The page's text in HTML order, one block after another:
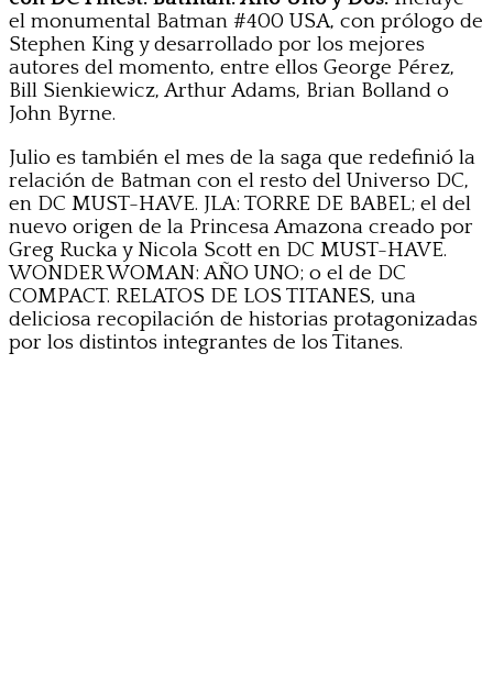
el monumental Batman #400 USA, con prólogo de
Stephen King y desarrollado por los mejores
autores del momento, entre ellos George Pérez,
Bill Sienkiewicz, Arthur Adams, Brian Bolland o
John Byrne.
Julio es también el mes de la saga que redefinió la
relación de Batman con el resto del Universo DC,
en DC MUST-HAVE. JLA: TORRE DE BABEL; el del
nuevo origen de la Princesa Amazona creado por
Greg Rucka y Nicola Scott en DC MUST-HAVE.
WONDER WOMAN: AÑO UNO; o el de DC
COMPACT. RELATOS DE LOS TITANES, una
deliciosa recopilación de historias protagonizadas
por los distintos integrantes de los Titanes.